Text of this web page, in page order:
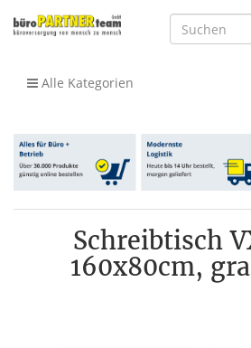
Alle Kategorien
Schreibtisch
160x80cm,